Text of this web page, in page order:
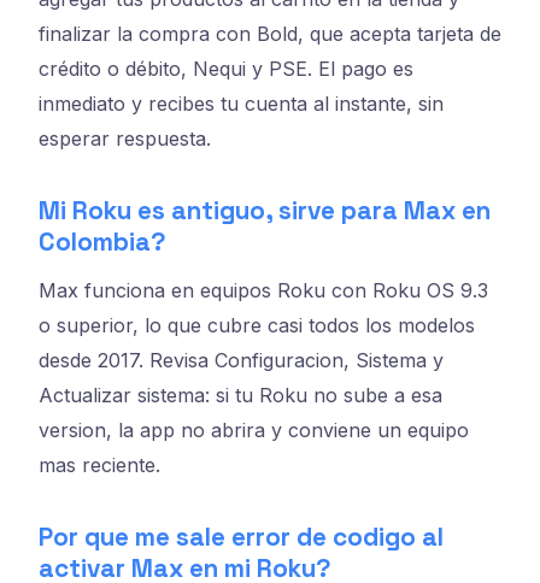
finalizar la compra con Bold, que acepta tarjeta de
crédito o débito, Nequi y PSE. El pago es
inmediato y recibes tu cuenta al instante, sin
esperar respuesta.
Mi Roku es antiguo, sirve para Max en
Colombia?
Max funciona en equipos Roku con Roku OS 9.3
o superior, lo que cubre casi todos los modelos
desde 2017. Revisa Configuracion, Sistema y
Actualizar sistema: si tu Roku no sube a esa
version, la app no abrira y conviene un equipo
mas reciente.
Por que me sale error de codigo al
activar Max en mi Roku?